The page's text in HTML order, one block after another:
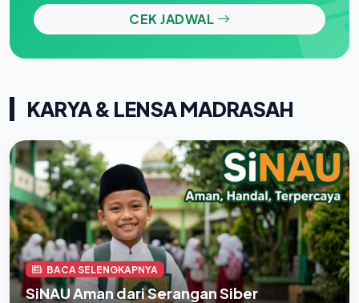
CEK JADWAL
KARYA & LENSA MADRASAH
BACA SELENGKAPNYA
SiNAU Aman dari Serangan Siber